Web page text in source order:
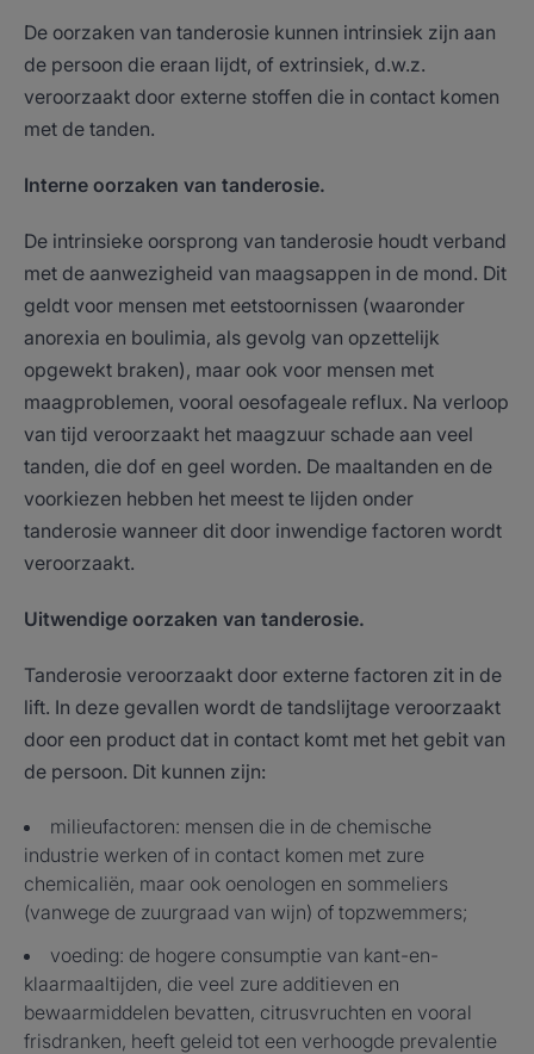
De oorzaken van tanderosie kunnen intrinsiek zijn aan
de persoon die eraan lijdt, of extrinsiek, d.w.z.
veroorzaakt door externe stoffen die in contact komen
met de tanden.
Interne oorzaken van tanderosie.
De intrinsieke oorsprong van tanderosie houdt verband
met de aanwezigheid van maagsappen in de mond. Dit
geldt voor mensen met eetstoornissen (waaronder
anorexia en boulimia, als gevolg van opzettelijk
opgewekt braken), maar ook voor mensen met
maagproblemen, vooral oesofageale reflux. Na verloop
van tijd veroorzaakt het maagzuur schade aan veel
tanden, die dof en geel worden. De maaltanden en de
voorkiezen hebben het meest te lijden onder
tanderosie wanneer dit door inwendige factoren wordt
veroorzaakt.
Uitwendige oorzaken van tanderosie.
Tanderosie veroorzaakt door externe factoren zit in de
lift. In deze gevallen wordt de tandslijtage veroorzaakt
door een product dat in contact komt met het gebit van
de persoon. Dit kunnen zijn:
milieufactoren: mensen die in de chemische
industrie werken of in contact komen met zure
chemicaliën, maar ook oenologen en sommeliers
(vanwege de zuurgraad van wijn) of topzwemmers;
voeding: de hogere consumptie van kant-en-
klaarmaaltijden, die veel zure additieven en
bewaarmiddelen bevatten, citrusvruchten en vooral
frisdranken, heeft geleid tot een verhoogde prevalentie